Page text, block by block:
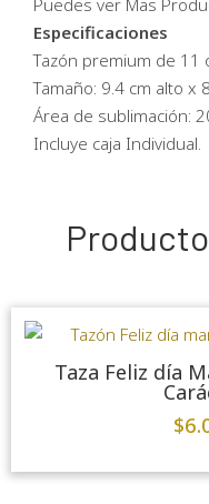
Especificaciones
Tazón premium de 11
Tamaño: 9.4 cm alto x
Área de sublimación:
Incluye caja Individual.
Taza Feliz día
$